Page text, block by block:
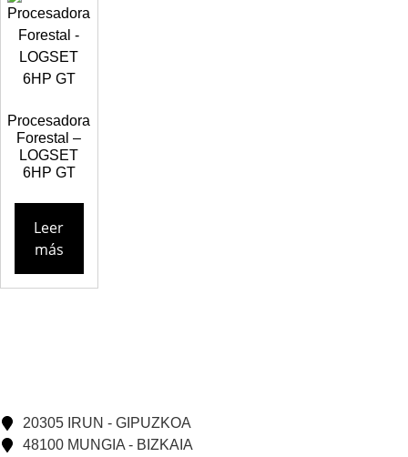
Procesadora
Forestal –
LOGSET
6HP GT
Leer
más
20305 IRUN - GIPUZKOA
48100 MUNGIA - BIZKAIA